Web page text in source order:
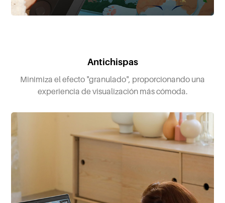
Antichispas
Minimiza el efecto "granulado", proporcionando una
experiencia de visualización más cómoda.